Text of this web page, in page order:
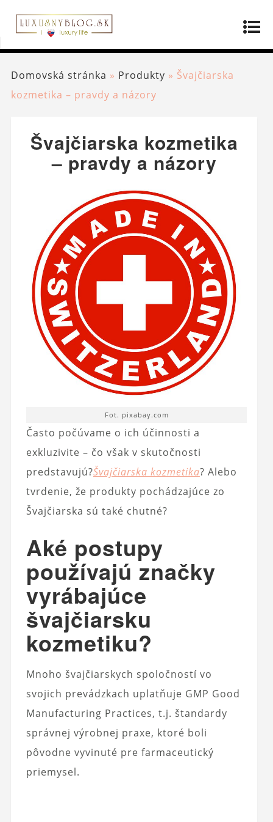
Domovská stránka » Produkty » Švajčiarska
kozmetika – pravdy a názory
Švajčiarska kozmetika
– pravdy a názory
Fot. pixabay.com
Často počúvame o ich účinnosti a
exkluzivite – čo však v skutočnosti
predstavujú?Švajčiarska kozmetika? Alebo
tvrdenie, že produkty pochádzajúce zo
Švajčiarska sú také chutné?
Aké postupy
používajú značky
vyrábajúce
švajčiarsku
kozmetiku?
Mnoho švajčiarskych spoločností vo
svojich prevádzkach uplatňuje GMP Good
Manufacturing Practices, t.j. štandardy
správnej výrobnej praxe, ktoré boli
pôvodne vyvinuté pre farmaceutický
priemysel.